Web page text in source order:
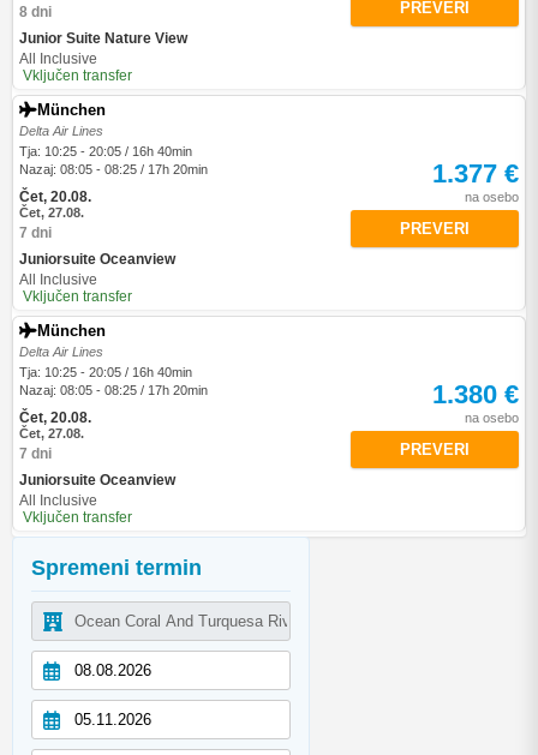
Spremeni termin
8 dni
Junior Suite Nature View
All Inclusive
Vključen transfer
PREVERI
München
Delta Air Lines
Tja: 10:25 - 20:05 / 16h 40min
Nazaj: 08:05 - 08:25 / 17h 20min
Čet, 20.08.
Čet, 27.08.
7 dni
Juniorsuite Oceanview
All Inclusive
Vključen transfer
1.377 €
na osebo
PREVERI
München
Delta Air Lines
Tja: 10:25 - 20:05 / 16h 40min
Nazaj: 08:05 - 08:25 / 17h 20min
Čet, 20.08.
Čet, 27.08.
7 dni
Juniorsuite Oceanview
All Inclusive
Vključen transfer
1.380 €
na osebo
PREVERI